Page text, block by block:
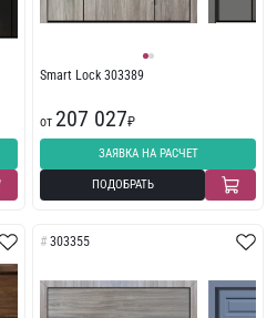
Smart Lock 303389
от 207 027₽
ЗАЯВКА НА РАСЧЕТ
ПОДОБРАТЬ
303355